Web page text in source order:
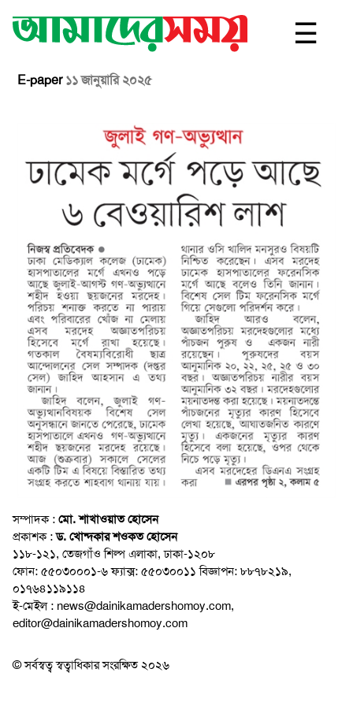
☰
E-paper১১ জানুয়ারি ২০২৫
সম্পাদক : মো. শাখাওয়াত হোসেন
প্রকাশক :ড. খোন্দকার শওকত হোসেন
১১৮-১২১, তেজগাঁও শিল্প এলাকা, ঢাকা-১২০৮
ফোন: ৫৫০৩০০০১-৬ ফ্যাক্স: ৫৫০৩০০১১ বিজ্ঞাপন: ৮৮৭৮২১৯,
০১৭৬৪১১৯১১৪
ই-মেইল : news@dainikamadershomoy.com,
editor@dainikamadershomoy.com
© সর্বস্বত্ব স্বত্বাধিকার সংরক্ষিত ২০২৬